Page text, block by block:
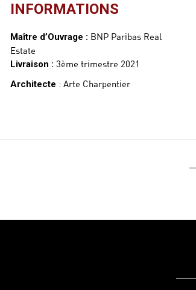
INFORMATIONS
Maître d’Ouvrage : BNP Paribas Real
Estate
Livraison : 3ème trimestre 2021
Architecte : Arte Charpentier